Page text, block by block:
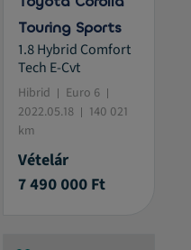
Touring Sports
1.8 Hybrid Comfort
Tech E-Cvt
Hibrid
Euro 6
2022.05.18
140 021
km
Vételár
7 490 000 Ft